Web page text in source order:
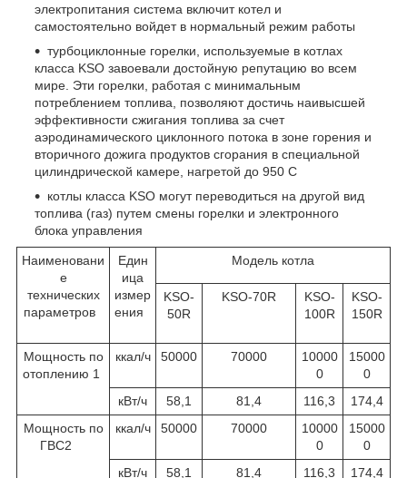
электропитания система включит котел и
самостоятельно войдет в нормальный режим работы
турбоциклонные горелки, используемые в котлах
класса KSO завоевали достойную репутацию во всем
мире. Эти горелки, работая с минимальным
потреблением топлива, позволяют достичь наивысшей
эффективности сжигания топлива за счет
аэродинамического циклонного потока в зоне горения и
вторичного дожига продуктов сгорания в специальной
цилиндрической камере, нагретой до 950 С
котлы класса KSO могут переводиться на другой вид
топлива (газ) путем смены горелки и электронного
блока управления
Наименовани
е
технических
параметров
Един
ица
измер
ения
Модель котла
KSO-
50R
KSO-70R
KSO-
100R
KSO-
150R
Мощность по
отоплению 1
ккал/ч 50000 70000
10000
0
15000
0
кВт/ч
58,1 81,4 116,3
174,4
Мощность по
ГВС2
ккал/ч 50000 70000
10000
0
15000
0
кВт/ч
58,1 81,4 116,3
174,4